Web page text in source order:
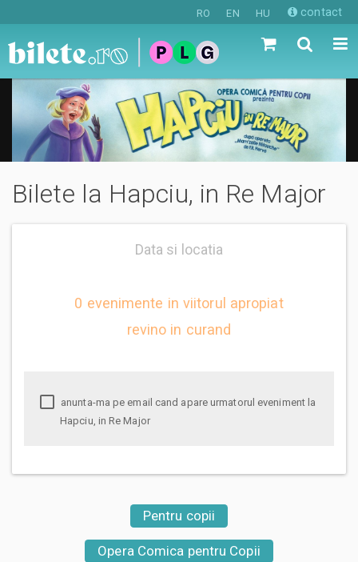
RO EN HU contact
Bilete la Hapciu, in Re Major
Data si locatia
0 evenimente in viitorul apropiat
revino in curand
Hapciu, in Re Major
Pentru copii
Opera Comica pentru Copii